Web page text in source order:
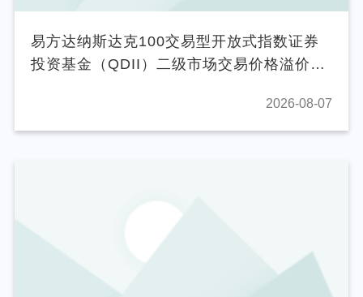
易方达纳斯达克100交易型开放式指数证券
投资基金（QDII）二级市场交易价格溢价风
2026-08-07